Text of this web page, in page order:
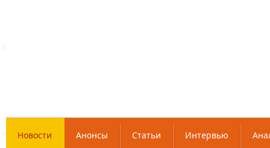
Новости Анонсы Статьи Интервью